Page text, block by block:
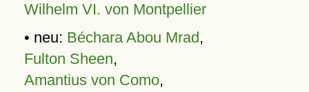
Wilhelm VI. von Montpellier
• neu: Béchara Abou Mrad,
Fulton Sheen,
Amantius von Como,